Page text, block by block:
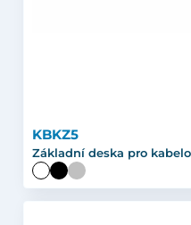
KBKZ5
Základní deska pro